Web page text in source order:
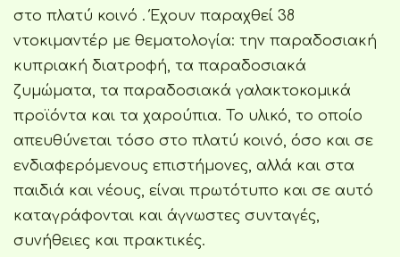
στο πλατύ κοινό . Έχουν παραχθεί 38
ντοκιμαντέρ με θεματολογία: την παραδοσιακή
κυπριακή διατροφή, τα παραδοσιακά
ζυμώματα, τα παραδοσιακά γαλακτοκομικά
προϊόντα και τα χαρούπια. Το υλικό, το οποίο
απευθύνεται τόσο στο πλατύ κοινό, όσο και σε
ενδιαφερόμενους επιστήμονες, αλλά και στα
παιδιά και νέους, είναι πρωτότυπο και σε αυτό
καταγράφονται και άγνωστες συνταγές,
συνήθειες και πρακτικές.